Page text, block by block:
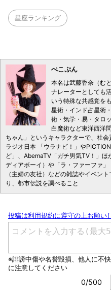
星座ランキング
ぺこぷん
本名は武藤香奈（む
ナレーターとしても
いう特殊な共感覚を
星術・インド占星術
術・気学・易・タロ
白魔術など東洋西洋
ちゃん」というキャラクターで、社会
ラジオ日本 「ウラナビ！」や
ど」、AbemaTV「ガチ男気TV！」
ディアボーイ）や「ラ・ファーファ
（主婦の友社）などの雑誌やイベン
り、都市伝説を調べること